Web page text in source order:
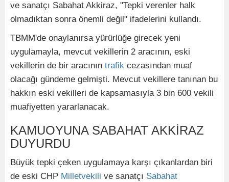
ve sanatçı Sabahat Akkiraz, "Tepki verenler halk
olmadıktan sonra önemli değil" ifadelerini kullandı.
TBMM'de onaylanırsa yürürlüğe girecek yeni
uygulamayla, mevcut vekillerin 2 aracının, eski
vekillerin de bir aracının trafik cezasından muaf
olacağı gündeme gelmişti. Mevcut vekillere tanınan bu
hakkın eski vekilleri de kapsamasıyla 3 bin 600 vekili
muafiyetten yararlanacak.
KAMUOYUNA SABAHAT AKKİRAZ
DUYURDU
Büyük tepki çeken uygulamaya karşı çıkanlardan biri
de eski CHP Milletvekili ve sanatçı Sabahat